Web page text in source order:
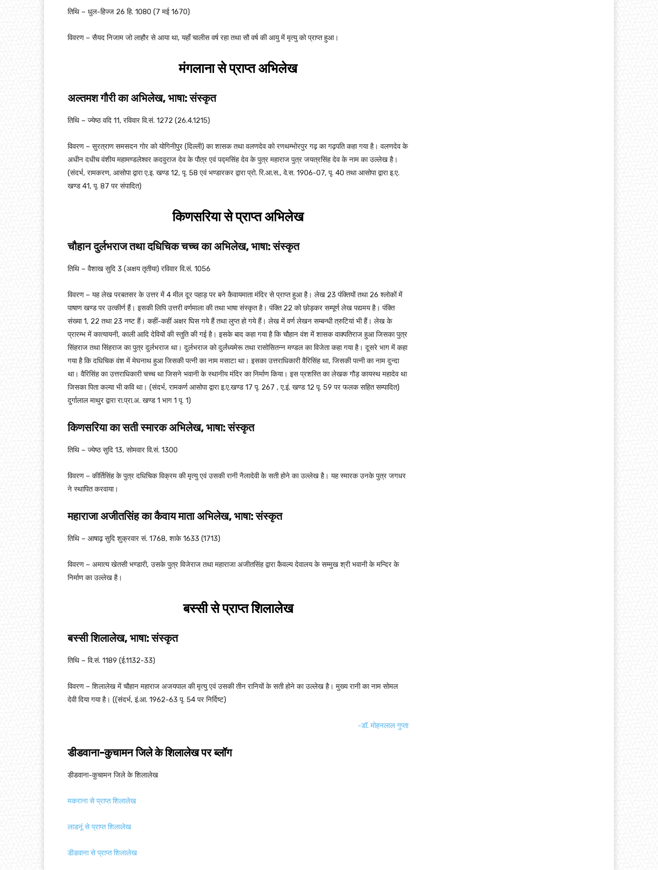
तिथि – धुल-हिज्ज 26 हि. 1080 (7 मई 1670)
विवरण – सैयद निजाम जो लाहौर से आया था, यहाँ चालीस वर्ष रहा तथा सौ वर्ष की आयु में मृत्यु को प्राप्त हुआ।
मंगलाना से प्राप्त अभिलेख
अल्तमश गौरी का अभिलेख, भाषा: संस्कृत
तिथि – ज्येष्ठ वदि 11, रविवार वि.सं. 1272 (26.4.1215)
विवरण – सुरत्राण समसदन गोर को योगिनीपुर (दिल्ली) का शासक तथा वलणदेव को रणथम्भोरपुर गढ़ का गढ़पति कहा गया है। वलणदेव के
अधीन दधीच वंशीय महामण्डलेश्वर कदवुराज देव के पौत्र एवं पद्मसिंह देव के पुत्र महाराज पुत्र जयत्रसिंह देव के नाम का उल्लेख है।
(संदर्भ, रामकरण, आसोपा द्वारा ए.इ. खण्ड 12, पृ. 58 एवं भण्डारकर द्वारा प्रो. रि.आ.स., वे.स. 1906-07, पृ. 40 तथा आसोपा द्वारा इ.ए.
खण्ड 41, पृ. 87 पर संपादित)
किणसरिया से प्राप्त अभिलेख
चौहान दुर्लभराज तथा दधिचिक चच्च का अभिलेख, भाषा: संस्कृत
तिथि – वैशाख सुदि 3 (अक्षय तृतीया) रविवार वि.सं. 1056
विवरण – यह लेख परबतसर के उत्तर में 4 मील दूर पहाड़ पर बने कैवायमाता मंदिर से प्राप्त हुआ है। लेख 23 पंक्तियों तथा 26 श्लोकों में
पाषाण खण्ड पर उत्कीर्ण हैं। इसकी लिपि उत्तरी वर्णमाला की तथा भाषा संस्कृत है। पंक्ति 22 को छोड़कर सम्पूर्ण लेख पद्यमय है। पंक्ति
संख्या 1, 22 तथा 23 नष्ट हैं। कहीं-कहीं अक्षर घिस गये हैं तथा लुप्त हो गये हैं। लेख में वर्ण लेखन सम्बन्धी त्रुटियां भी हैं। लेख के
प्रारम्भ में कात्यायनी, काली आदि देवियों की स्तुति की गई है। इसके बाद कहा गया है कि चौहान वंश में शासक वाक्पतिराज हुआ जिसका पुत्र
सिंहराज तथा सिंहराज का पुत्र दुर्लभराज था। दुर्लभराज को दुर्लंध्यमेरू तथा रासोसितन्न मण्डल का विजेता कहा गया है। दूसरे भाग में कहा
गया है कि दधिचिक वंश में मेघनाथ हुआ जिसकी पत्नी का नाम मसाटा था। इसका उत्तराधिकारी वैरिसिंह था, जिसकी पत्नी का नाम दुन्दा
था। वैरिसिंह का उत्तराधिकारी चच्च था जिसने भवानी के स्थानीय मंदिर का निर्माण किया। इस प्रशस्ति का लेखक गौड़ कायस्थ महादेव था
जिसका पिता कल्या भी कवि था। (संदर्भ, रामकर्ण आसोपा द्वारा इ.ए.खण्ड 17 पृ. 267 , ए.इं. खण्ड 12 पृ. 59 पर फलक सहित सम्पादित)
दुर्गालाल माथुर द्वारा रा.प्रा.अ. खण्ड 1 भाग 1 पृ. 1)
किणसरिया का सती स्मारक अभिलेख, भाषा: संस्कृत
तिथि – ज्येष्ठ सुदि 13, सोमवार वि.सं. 1300
विवरण – कीर्तिसिंह के पुत्र दधिचिक विक्रम की मृत्यु एवं उसकी रानी नैलादेवी के सती होने का उल्लेख है। यह स्मारक उनके पुत्र जगधर
ने स्थापित करवाया।
महाराजा अजीतसिंह का कैवाय माता अभिलेख, भाषा: संस्कृत
तिथि – आषाढ़ सुदि शुक्रवार सं. 1768, शाके 1633 (1713)
विवरण – अमात्य खेतसी भण्डारी, उसके पुत्र विजेराज तथा महाराजा अजीतसिंह द्वारा कैवल्य देवालय के सम्मुख श्री भवानी के मन्दिर के
निर्माण का उल्लेख है।
बस्सी से प्राप्त शिलालेख
बस्सी शिलालेख, भाषा: संस्कृत
तिथि – वि.सं. 1189 (ई.1132-33)
विवरण – शिलालेख में चौहान महाराज अजयपाल की मृत्यु एवं उसकी तीन रानियों के सती होने का उल्लेख है। मुख्य रानी का नाम सोमल
देवी दिया गया है। ((संदर्भ, इं.आ. 1962-63 पृ. 54 पर निर्दिष्ट)
-डॉ. मोहनलाल गुप्ता
डीडवाना-कुचामन जिले के शिलालेख पर ब्लॉग
डीडवाना-कुचामन जिले के शिलालेख
मकराना से प्राप्त शिलालेख
लाडनूं से प्राप्त शिलालेख
डीडवाना से प्राप्त शिलालेख